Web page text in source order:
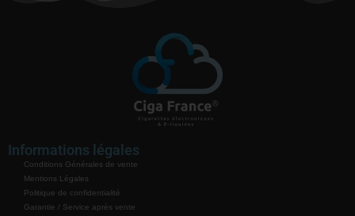
Informations légales
Conditions Générales de vente
Mentions Légales
Politique de confidentialité
Garantie / Service après vente